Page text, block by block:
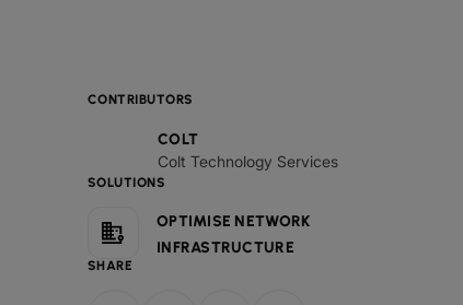
CONTRIBUTORS
COLT
Colt Technology Services
SOLUTIONS
OPTIMISE NETWORK
INFRASTRUCTURE
SHARE